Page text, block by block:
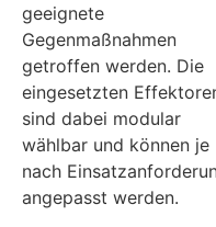
geeignete
Gegenmaßnahmen
getroffen werden. Die
eingesetzten
sind dabei modular
wählbar und können je
nach
angepasst werden.